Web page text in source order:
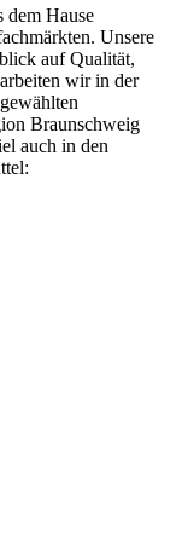
dem Hause
Unsere
auf Qualität,
wir in der
Braunschweig
auch in den